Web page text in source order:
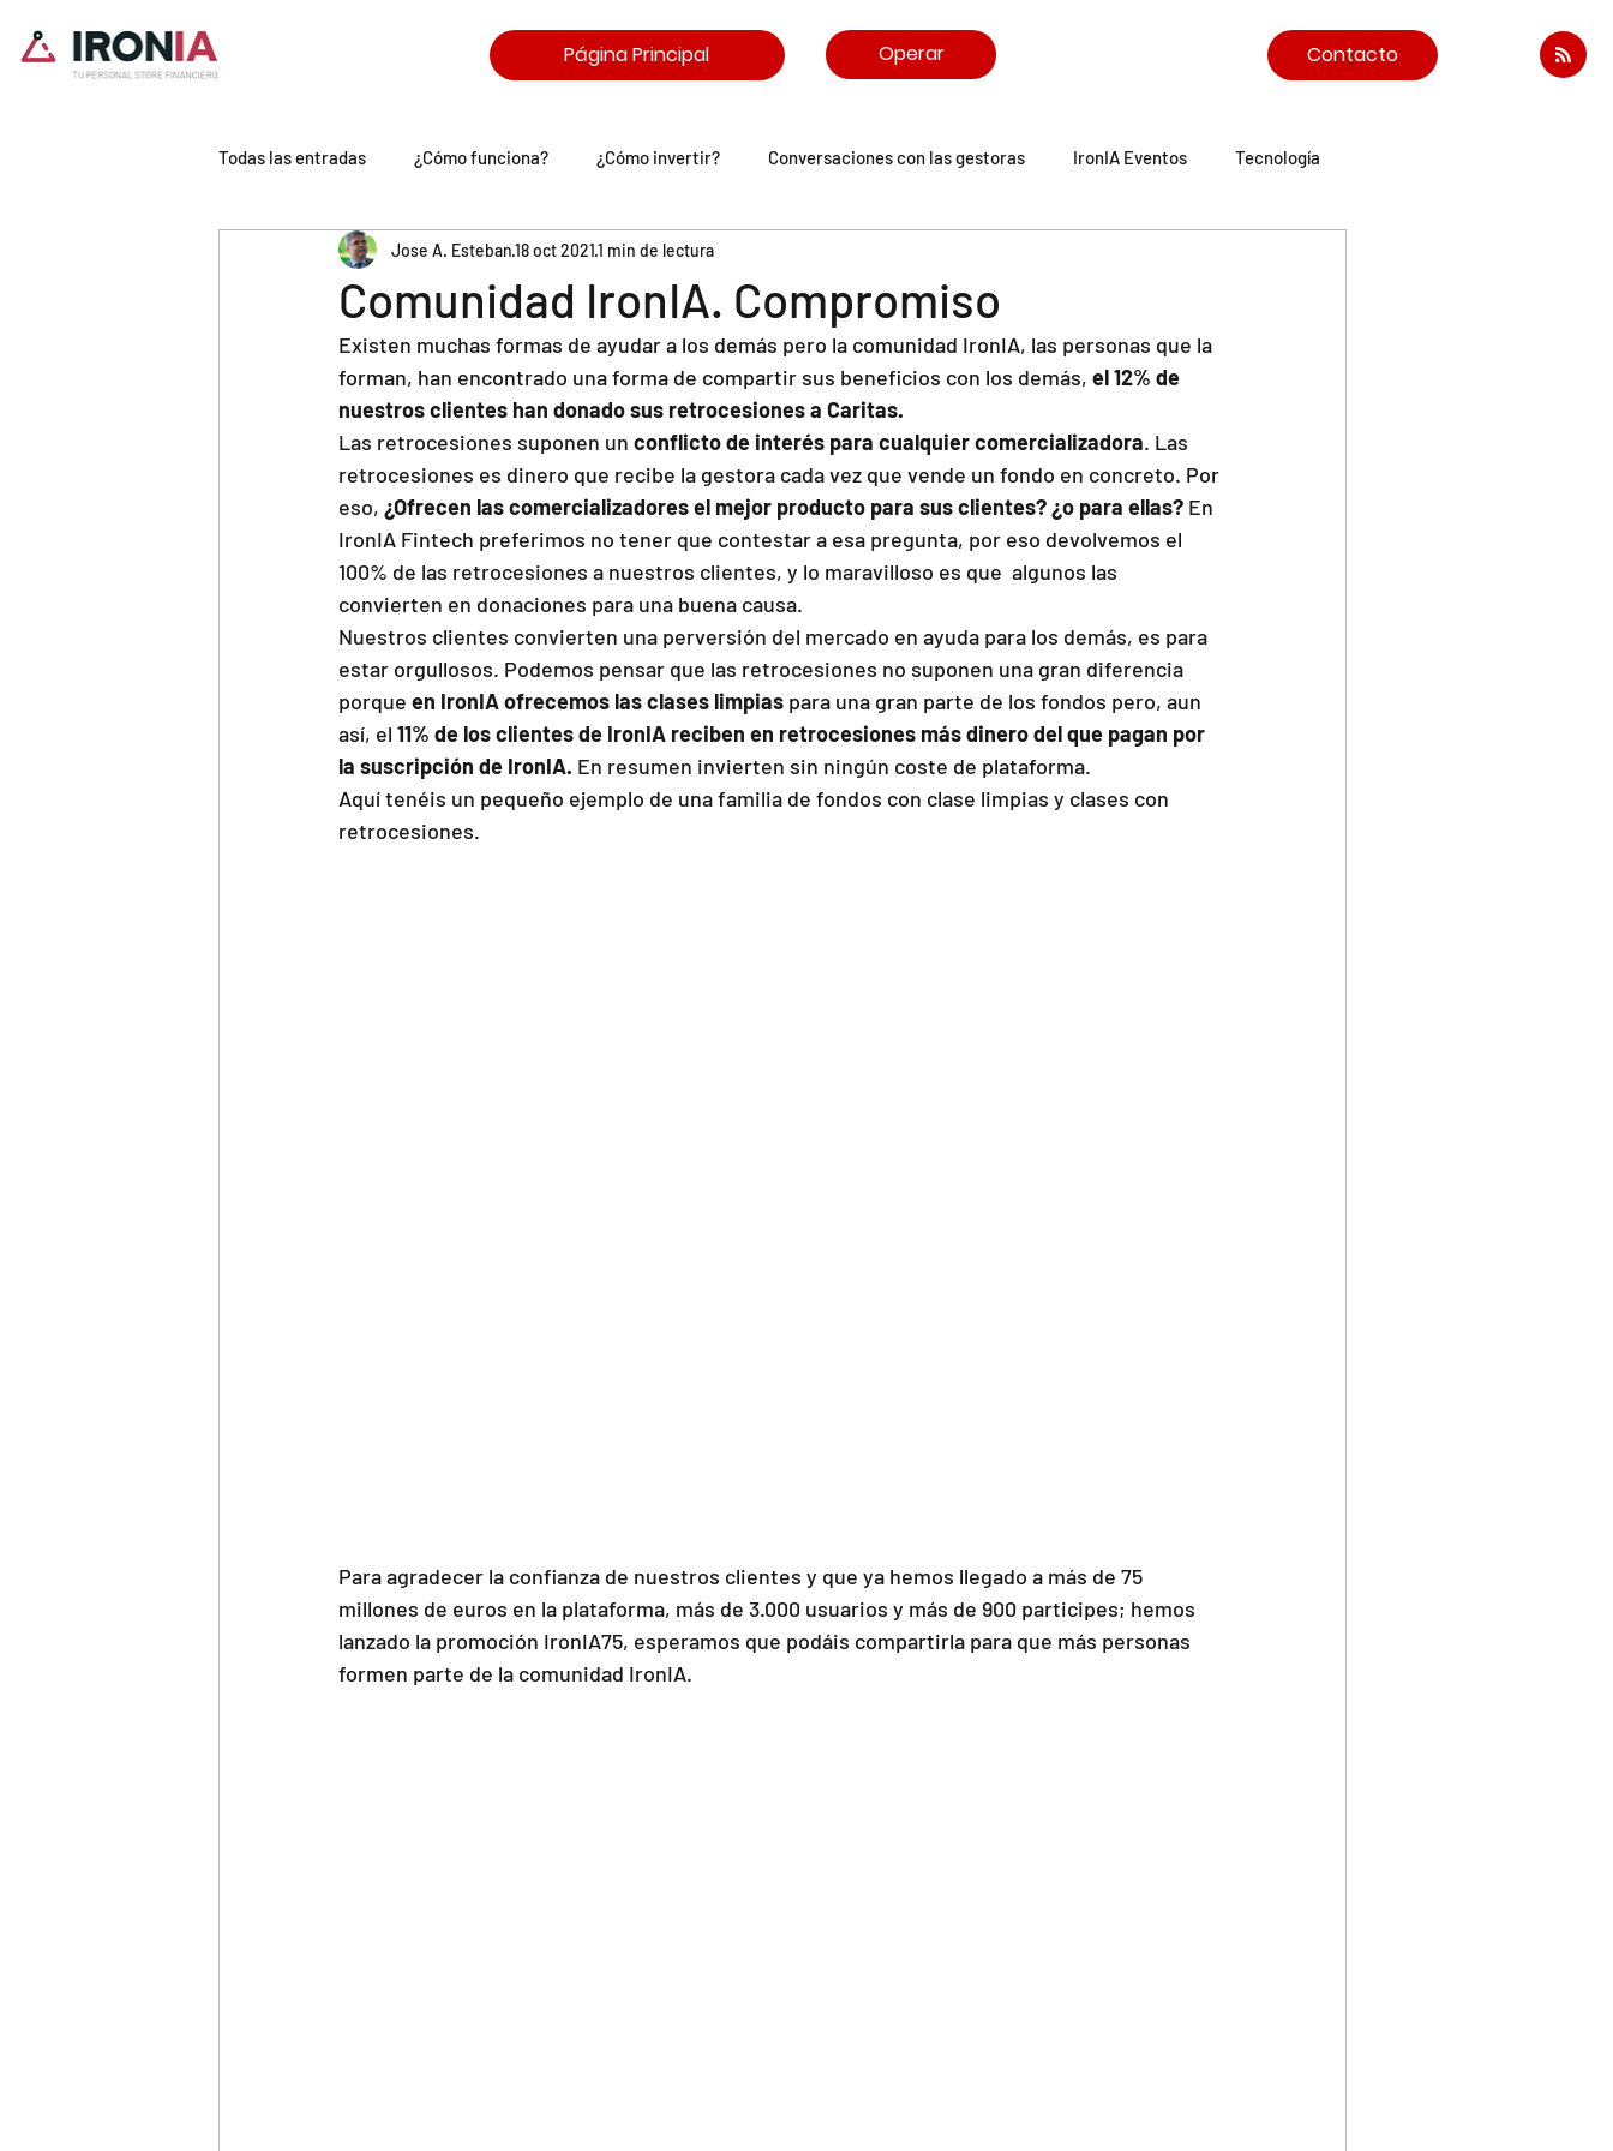
Página Principal Operar Contacto
Todas las entradas ¿Cómo funciona? ¿Cómo invertir? Conversaciones con las gestoras IronIA Eventos Tecnología
Tecnología IronIA Universo Parasitrón Comunidad IronIA
Comunidad IronIA. Compromiso
Jose A. Esteban18 oct 20211 min de lectura
Existen muchas formas de ayudar a los demás pero la comunidad IronIA, las personas que la
forman, han encontrado una forma de compartir sus beneficios con los demás, el 12% de
nuestros clientes han donado sus retrocesiones a Caritas.
Las retrocesiones suponen un conflicto de interés para cualquier comercializadora. Las
retrocesiones es dinero que recibe la gestora cada vez que vende un fondo en concreto. Por
eso, ¿Ofrecen las comercializadores el mejor producto para sus clientes? ¿o para ellas? En
IronIA Fintech preferimos no tener que contestar a esa pregunta, por eso devolvemos el
100% de las retrocesiones a nuestros clientes, y lo maravilloso es que  algunos las
convierten en donaciones para una buena causa.
Nuestros clientes convierten una perversión del mercado en ayuda para los demás, es para
estar orgullosos. Podemos pensar que las retrocesiones no suponen una gran diferencia
porque en IronIA ofrecemos las clases limpias para una gran parte de los fondos pero, aun
así, el 11% de los clientes de IronIA reciben en retrocesiones más dinero del que pagan por
la suscripción de IronIA. En resumen invierten sin ningún coste de plataforma.
Aquí tenéis un pequeño ejemplo de una familia de fondos con clase limpias y clases con
retrocesiones.
Para agradecer la confianza de nuestros clientes y que ya hemos llegado a más de 75
millones de euros en la plataforma, más de 3.000 usuarios y más de 900 participes; hemos
lanzado la promoción IronIA75, esperamos que podáis compartirla para que más personas
formen parte de la comunidad IronIA.